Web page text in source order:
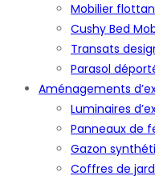
Mobilier
Cushy Bed
Transats
Parasol
Aménagements
Luminaires
Panneaux de
Gazon
Coffres de